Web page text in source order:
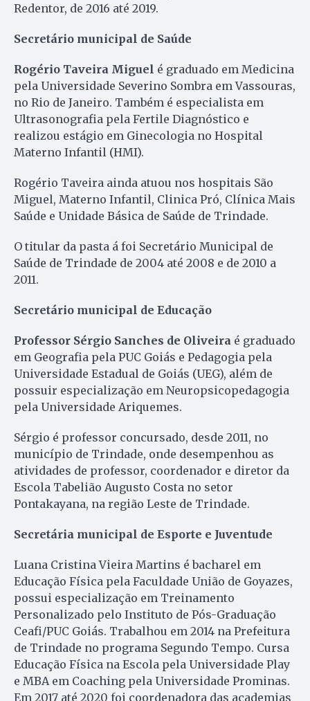
Redentor, de 2016 até 2019.
Secretário municipal de Saúde
Rogério Taveira Miguel é graduado em Medicina
pela Universidade Severino Sombra em Vassouras,
no Rio de Janeiro. Também é especialista em
Ultrasonografia pela Fertile Diagnóstico e
realizou estágio em Ginecologia no Hospital
Materno Infantil (HMI).
Rogério Taveira ainda atuou nos hospitais São
Miguel, Materno Infantil, Clinica Pró, Clínica Mais
Saúde e Unidade Básica de Saúde de Trindade.
O titular da pasta á foi Secretário Municipal de
Saúde de Trindade de 2004 até 2008 e de 2010 a
2011.
Secretário municipal de Educação
Professor Sérgio Sanches de Oliveira é graduado
em Geografia pela PUC Goiás e Pedagogia pela
Universidade Estadual de Goiás (UEG), além de
possuir especialização em Neuropsicopedagogia
pela Universidade Ariquemes.
Sérgio é professor concursado, desde 2011, no
município de Trindade, onde desempenhou as
atividades de professor, coordenador e diretor da
Escola Tabelião Augusto Costa no setor
Pontakayana, na região Leste de Trindade.
Secretária municipal de Esporte e Juventude
Luana Cristina Vieira Martins é bacharel em
Educação Física pela Faculdade União de Goyazes,
possui especialização em Treinamento
Personalizado pelo Instituto de Pós-Graduação
Ceafi/PUC Goiás. Trabalhou em 2014 na Prefeitura
de Trindade no programa Segundo Tempo. Cursa
Educação Física na Escola pela Universidade Play
e MBA em Coaching pela Universidade Prominas.
Em 2017 até 2020 foi coordenadora das academias